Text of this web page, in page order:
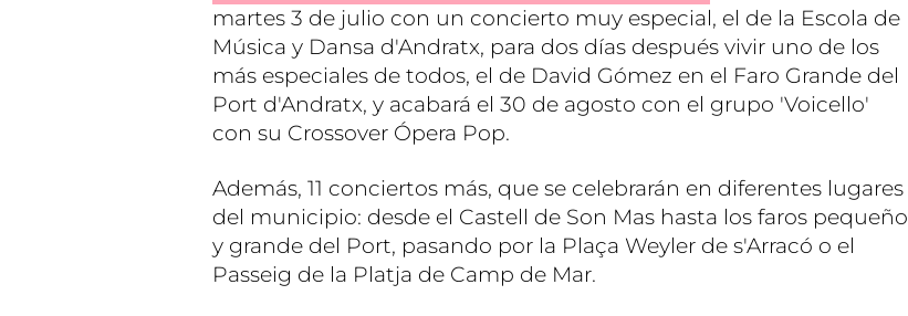
martes 3 de julio con un concierto muy especial, el de la Escola de
Música y Dansa d'Andratx, para dos días después vivir uno de los
más especiales de todos, el de David Gómez en el Faro Grande del
Port d'Andratx, y acabará el 30 de agosto con el grupo 'Voicello'
con su Crossover Ópera Pop.
Además, 11 conciertos más, que se celebrarán en diferentes lugares
del municipio: desde el Castell de Son Mas hasta los faros pequeño
y grande del Port, pasando por la Plaça Weyler de s'Arracó o el
Passeig de la Platja de Camp de Mar.